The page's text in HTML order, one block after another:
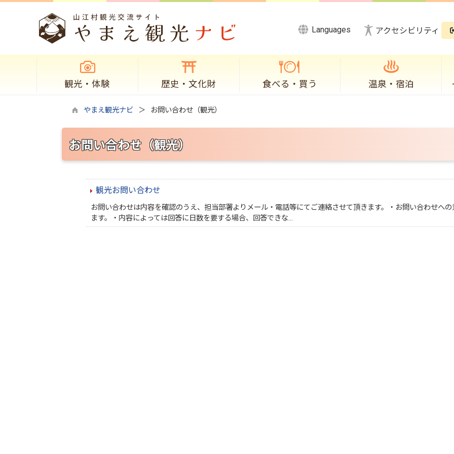
Languages アクセシビリティ
観光・体験 歴史・文化財 食べる・買う 温泉・宿泊
やまえ観光ナビ お問い合わせ（観光）
お問い合わせ（観光）
観光お問い合わせ
お問い合わせは内容を確認のうえ、担当部署よりメール・電話等にてご連絡させて頂きます。・お問い合わせへ
ます。・内容によっては回答に日数を要する場合、回答できな…